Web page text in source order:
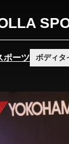
ポーツ ボディタ